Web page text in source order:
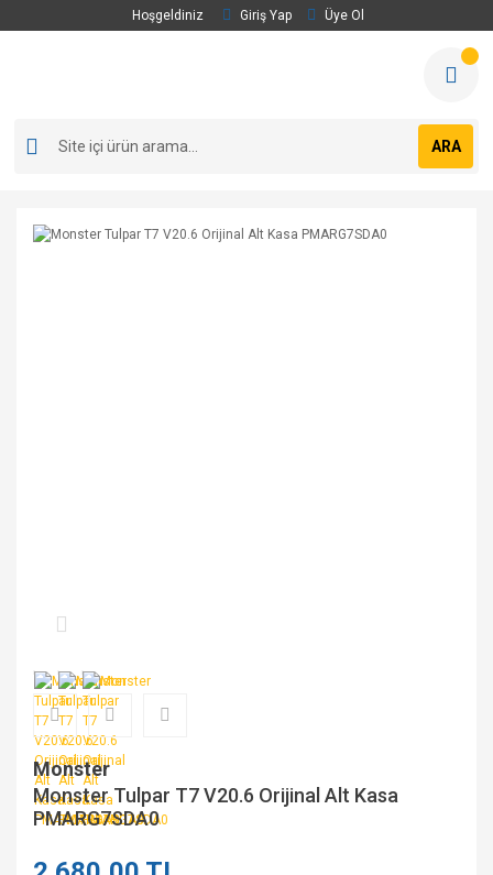
Hoşgeldiniz Giriş Yap Üye Ol
ARA
Monster
Monster Tulpar T7 V20.6 Orijinal Alt Kasa
PMARG7SDA0